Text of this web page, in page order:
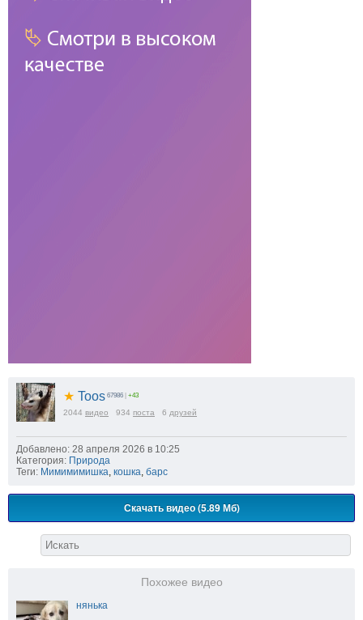
★ Toos 67986 | +43
2044 видео 934 поста 6 друзей
Добавлено: 28 апреля 2026 в 10:25
Категория: Природа
Теги: Мимимимишка кошка барс
Скачать видео (5.89 Мб)
Похожее видео
нянька